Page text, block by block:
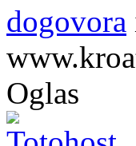
dogovora
Oglas